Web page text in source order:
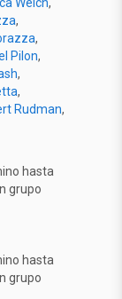
Welch
Pilon
Rudman
hasta
grupo
hasta
grupo